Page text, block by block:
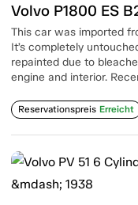
Volvo P1800 ES
This car was imported
It’s completely
repainted due to
engine and interior.
Reservationspreis Erreicht